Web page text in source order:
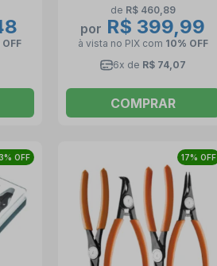
de R$ 460,89
por R$ 399,99
à vista no PIX com 10% OFF
6x de R$ 74,07
COMPRAR
OFF 17% OFF